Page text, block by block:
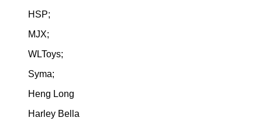
HSP;
MJX;
WLToys;
Syma;
Heng Long
Harley Bella